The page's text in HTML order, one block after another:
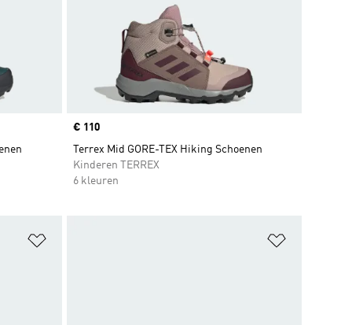
Price
€ 110
Terrex Mid GORE-TEX Hiking Schoenen
Kinderen TERREX
6 kleuren